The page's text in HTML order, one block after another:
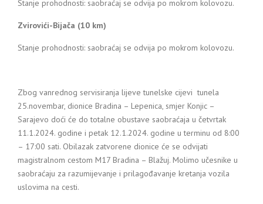
Stanje prohodnosti: saobraćaj se odvija po mokrom kolovozu.
Zvirovići-Bijača (10 km)
Stanje prohodnosti: saobraćaj se odvija po mokrom kolovozu.
Zbog vanrednog servisiranja lijeve tunelske cijevi tunela
25.novembar, dionice Bradina – Lepenica, smjer Konjic –
Sarajevo doći će do totalne obustave saobraćaja u četvrtak
11.1.2024. godine i petak 12.1.2024. godine u terminu od 8:00
– 17:00 sati. Obilazak zatvorene dionice će se odvijati
magistralnom cestom M17 Bradina – Blažuj. Molimo učesnike u
saobraćaju za razumijevanje i prilagođavanje kretanja vozila
uslovima na cesti.